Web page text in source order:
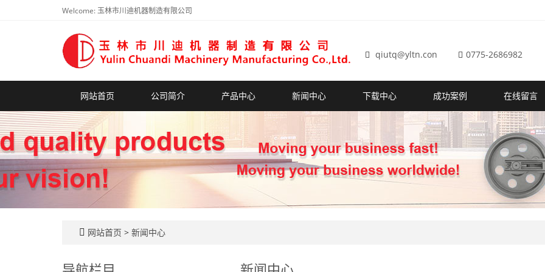
Welcome: 玉林市川迪机器制造有限公司
qiutq@yltn.con 0775-2686982
网站首页 公司简介 产品中心 新闻中心 下载中心 成功案例 在线留言
网站首页 > 新闻中心